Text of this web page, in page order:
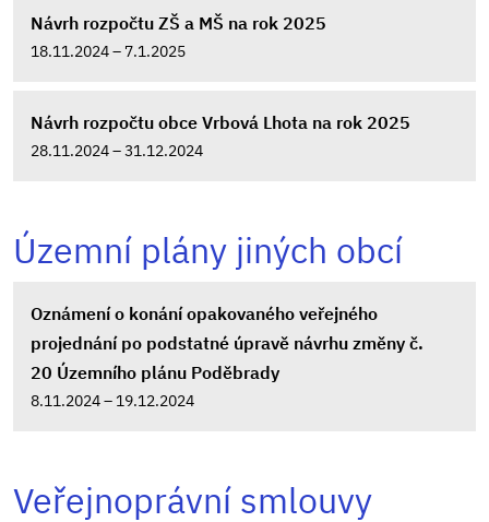
Návrh rozpočtu ZŠ a MŠ na rok 2025
18.11.2024 – 7.1.2025
Návrh rozpočtu obce Vrbová Lhota na rok 2025
28.11.2024 – 31.12.2024
Územní plány jiných obcí
Oznámení o konání opakovaného veřejného
projednání po podstatné úpravě návrhu změny č.
20 Územního plánu Poděbrady
8.11.2024 – 19.12.2024
Veřejnoprávní smlouvy